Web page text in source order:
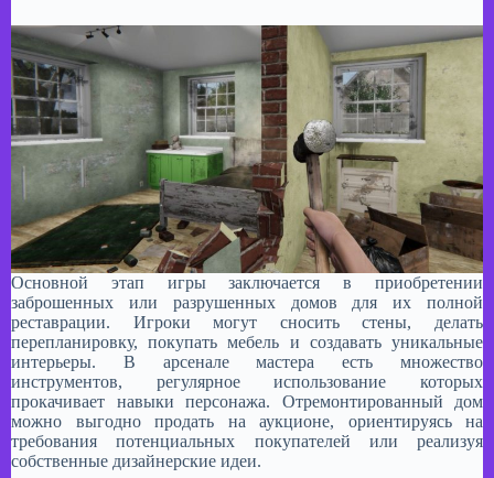
Основной этап игры заключается в приобретении
заброшенных или разрушенных домов для их полной
реставрации. Игроки могут сносить стены, делать
перепланировку, покупать мебель и создавать уникальные
интерьеры. В арсенале мастера есть множество
инструментов, регулярное использование которых
прокачивает навыки персонажа. Отремонтированный дом
можно выгодно продать на аукционе, ориентируясь на
требования потенциальных покупателей или реализуя
собственные дизайнерские идеи.